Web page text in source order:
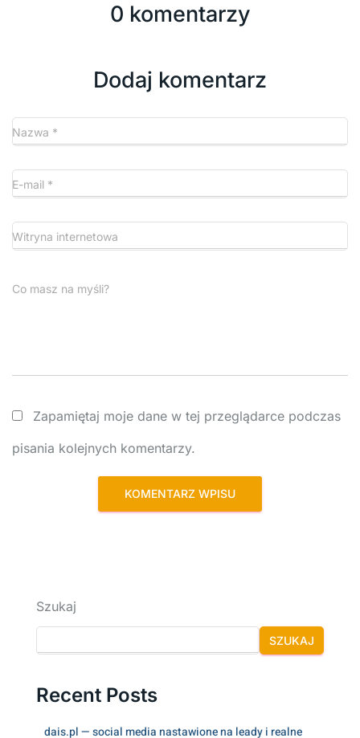
0 komentarzy
Dodaj komentarz
Nazwa *
E-mail *
Witryna internetowa
Co masz na myśli?
Zapamiętaj moje dane w tej przeglądarce podczas
pisania kolejnych komentarzy.
Szukaj
SZUKAJ
Recent Posts
dais.pl — social media nastawione na leady i realne